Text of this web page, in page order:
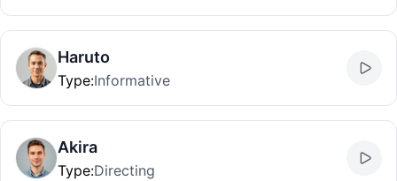
Haruto
Type:Informative
Akira
Type:Directing